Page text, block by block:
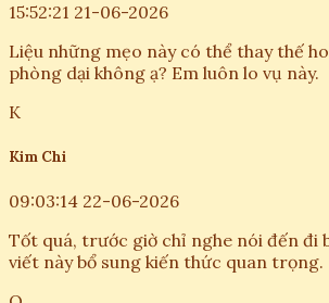
15:52:21 21-06-2026
Liệu những mẹo này có thể thay thế
phòng dại không ạ? Em luôn lo vụ này.
K
Kim Chi
09:03:14 22-06-2026
Tốt quá, trước giờ chỉ nghe nói đến đi
viết này bổ sung kiến thức quan trọng.